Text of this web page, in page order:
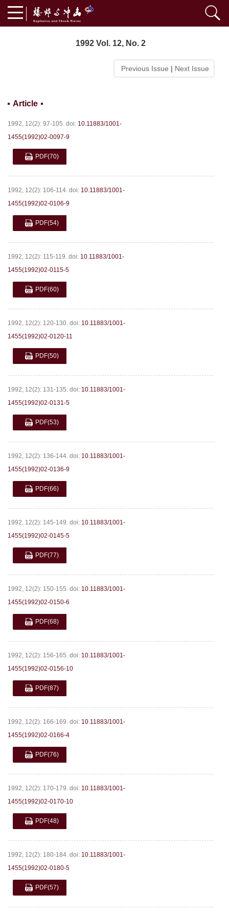
1992 Vol. 12, No. 2
Previous Issue | Next Issue
Article
1992, 12(2): 97-105. doi: 10.11883/1001-
1455(1992)02-0097-9
PDF(70)
1992, 12(2): 106-114. doi: 10.11883/1001-
1455(1992)02-0106-9
PDF(54)
1992, 12(2): 115-119. doi: 10.11883/1001-
1455(1992)02-0115-5
PDF(60)
1992, 12(2): 120-130. doi: 10.11883/1001-
1455(1992)02-0120-11
PDF(50)
1992, 12(2): 131-135. doi: 10.11883/1001-
1455(1992)02-0131-5
PDF(53)
1992, 12(2): 136-144. doi: 10.11883/1001-
1455(1992)02-0136-9
PDF(66)
1992, 12(2): 145-149. doi: 10.11883/1001-
1455(1992)02-0145-5
PDF(77)
1992, 12(2): 150-155. doi: 10.11883/1001-
1455(1992)02-0150-6
PDF(68)
1992, 12(2): 156-165. doi: 10.11883/1001-
1455(1992)02-0156-10
PDF(87)
1992, 12(2): 166-169. doi: 10.11883/1001-
1455(1992)02-0166-4
PDF(76)
1992, 12(2): 170-179. doi: 10.11883/1001-
1455(1992)02-0170-10
PDF(48)
1992, 12(2): 180-184. doi: 10.11883/1001-
1455(1992)02-0180-5
PDF(57)